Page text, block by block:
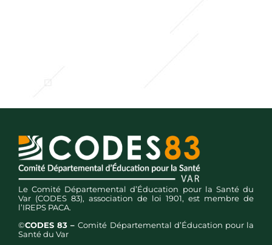
Le Comité Départemental d’Éducation pour la Santé du
Var (CODES 83), association de loi 1901, est membre de
l’IREPS PACA.
©CODES 83 –Comité Départemental d’Éducation pour la
Santé du Var